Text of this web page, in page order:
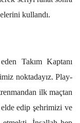
kullandı.
Takım Kaptanı
noktadayız. Play-
ilk maçtan
edip şehrimizi ve